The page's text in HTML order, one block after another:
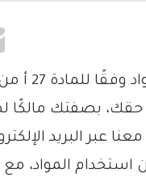
حقك، بصفتك مالكًا
استخدام المواد،